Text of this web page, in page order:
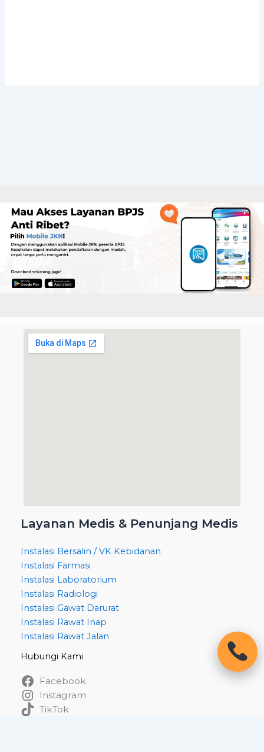
Layanan Medis & Penunjang Medis
Instalasi Bersalin / VK Kebidanan
Instalasi Farmasi
Instalasi Laboratorium
Instalasi Radiologi
Instalasi Gawat Darurat
Instalasi Rawat Inap
Instalasi Rawat Jalan
Hubungi Kami
Facebook
Instagram
TikTok